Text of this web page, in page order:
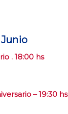
. 18:00 hs
– 19:30 hs